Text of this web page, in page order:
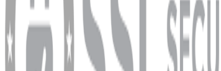
info@dukkanhifi.com 0850 441 40 44
Çalışma Saatleri: Pazartesi - Cuma 09:30 - 19:30, Cumartesi 10:00 - 18:00